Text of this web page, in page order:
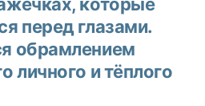
которые
перед глазами.
обрамлением
личного и тёплого